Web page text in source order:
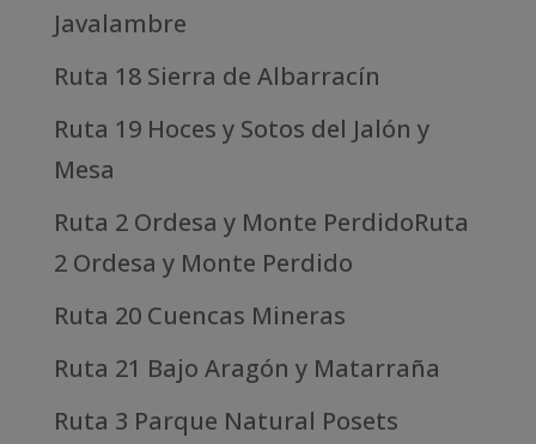
Javalambre
Ruta 18 Sierra de Albarracín
Ruta 19 Hoces y Sotos del Jalón y
Mesa
Ruta 2 Ordesa y Monte PerdidoRuta
2 Ordesa y Monte Perdido
Ruta 20 Cuencas Mineras
Ruta 21 Bajo Aragón y Matarraña
Ruta 3 Parque Natural Posets